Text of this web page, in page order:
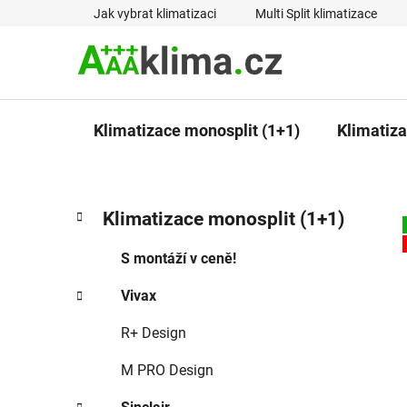
Jak vybrat klimatizaci Multi Split klimatizace
Klimatizace monosplit (1+1)
P
r
í
kategorie
a
g
o
Klimatizace monosplit (1+1)
S montáží v ceně!
Vivax
R+ Design
M PRO Design